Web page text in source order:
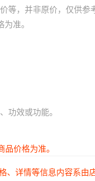
等，并非原价，仅供参
准。
功效或功能。
价格为准。
详情等信息内容系